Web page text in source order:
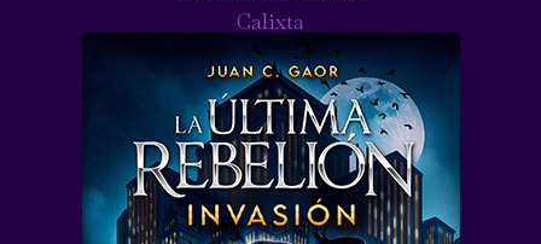
Calixta